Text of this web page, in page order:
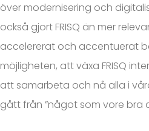
över modernisering och
också gjort FRISQ än mer
accelererat och accentuerat
möjligheten, att växa FRISQ
att samarbeta och nå alla i
gått från ”något som vore bra